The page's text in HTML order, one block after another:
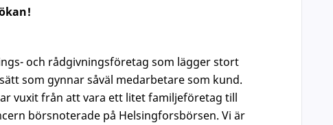
och rådgivningsföretag som lägger stort
som gynnar såväl medarbetare som kund.
vuxit från att vara ett litet familjeföretag till
börsnoterade på Helsingforsbörsen. Vi är